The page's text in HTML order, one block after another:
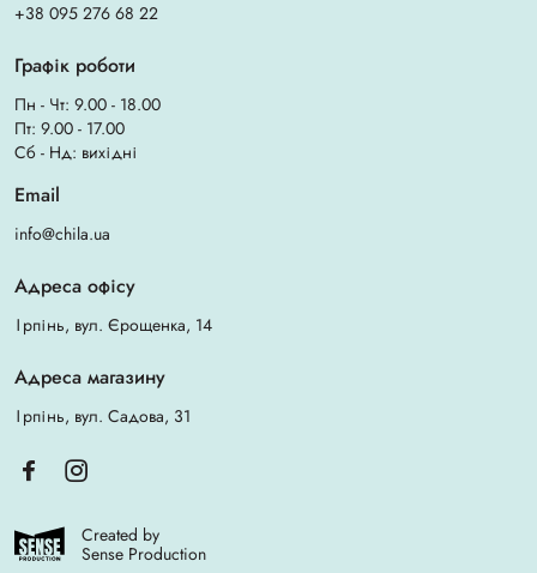
+38 095 276 68 22
Графік роботи
Пн - Чт: 9.00 - 18.00
Пт: 9.00 - 17.00
Сб - Нд: вихідні
Email
info@chila.ua
Адреса офісу
Ірпінь, вул. Єрощенка, 14
Адреса магазину
Ірпінь, вул. Садова, 31
Created by
Sense Production